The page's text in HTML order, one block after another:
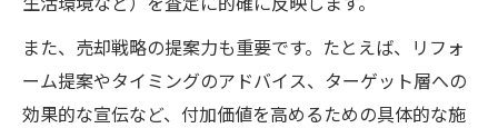
また、売却戦略の提案力も重要です。たとえば、リフォ
ーム提案やタイミングのアドバイス、ターゲット層への
効果的な宣伝など、付加価値を高めるための具体的な施